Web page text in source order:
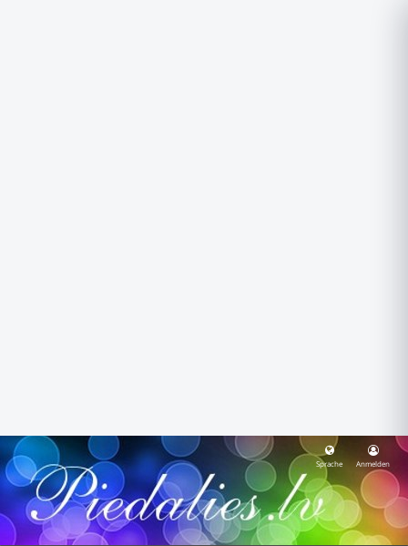
Sprache Anmelden